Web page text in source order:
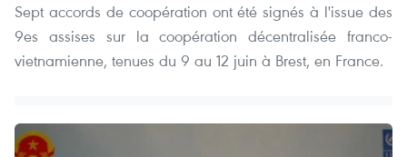
Sept accords de coopération ont été signés à l'issue des
9es assises sur la coopération décentralisée franco-
vietnamienne, tenues du 9 au 12 juin à Brest, en France.